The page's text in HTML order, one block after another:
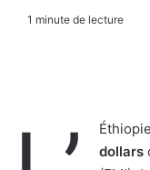
1 minute de lecture
dollars